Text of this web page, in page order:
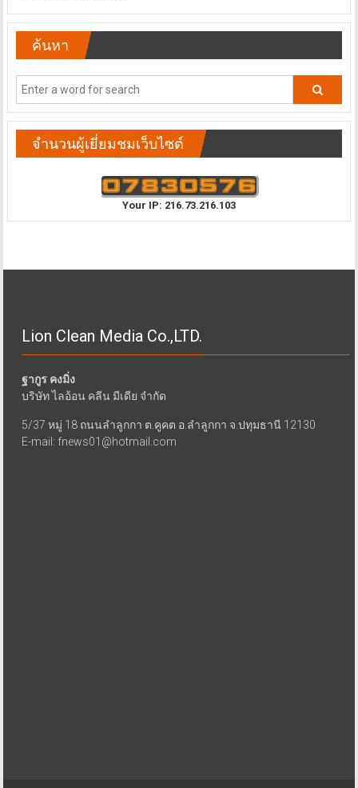
ค้นหา
จำนวนผู้เยี่ยมชมเว็บไซต์
Your IP: 216.73.216.103
Lion Clean Media Co.,LTD.
ฐากูร คงมิ่ง
บริษัท ไลอ้อน คลีน มีเดีย จำกัด
5/37 หมู่ 18 ถนนลำลูกกา ต.คูคต อ.ลำลูกกา จ.ปทุมธานี 12130
E-mail: fnews01@hotmail.com